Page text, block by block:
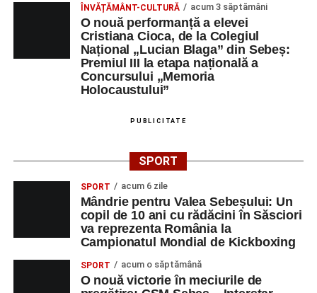
ÎNVĂȚĂMÂNT-CULTURĂ acum 3 săptămâni
O nouă performanță a elevei
Cristiana Cioca, de la Colegiul
Național „Lucian Blaga” din Sebeș:
Premiul III la etapa națională a
Concursului „Memoria
Holocaustului”
PUBLICITATE
SPORT
SPORT acum 6 zile
Mândrie pentru Valea Sebeșului: Un
copil de 10 ani cu rădăcini în Săsciori
va reprezenta România la
Campionatul Mondial de Kickboxing
SPORT acum o săptămână
O nouă victorie în meciurile de